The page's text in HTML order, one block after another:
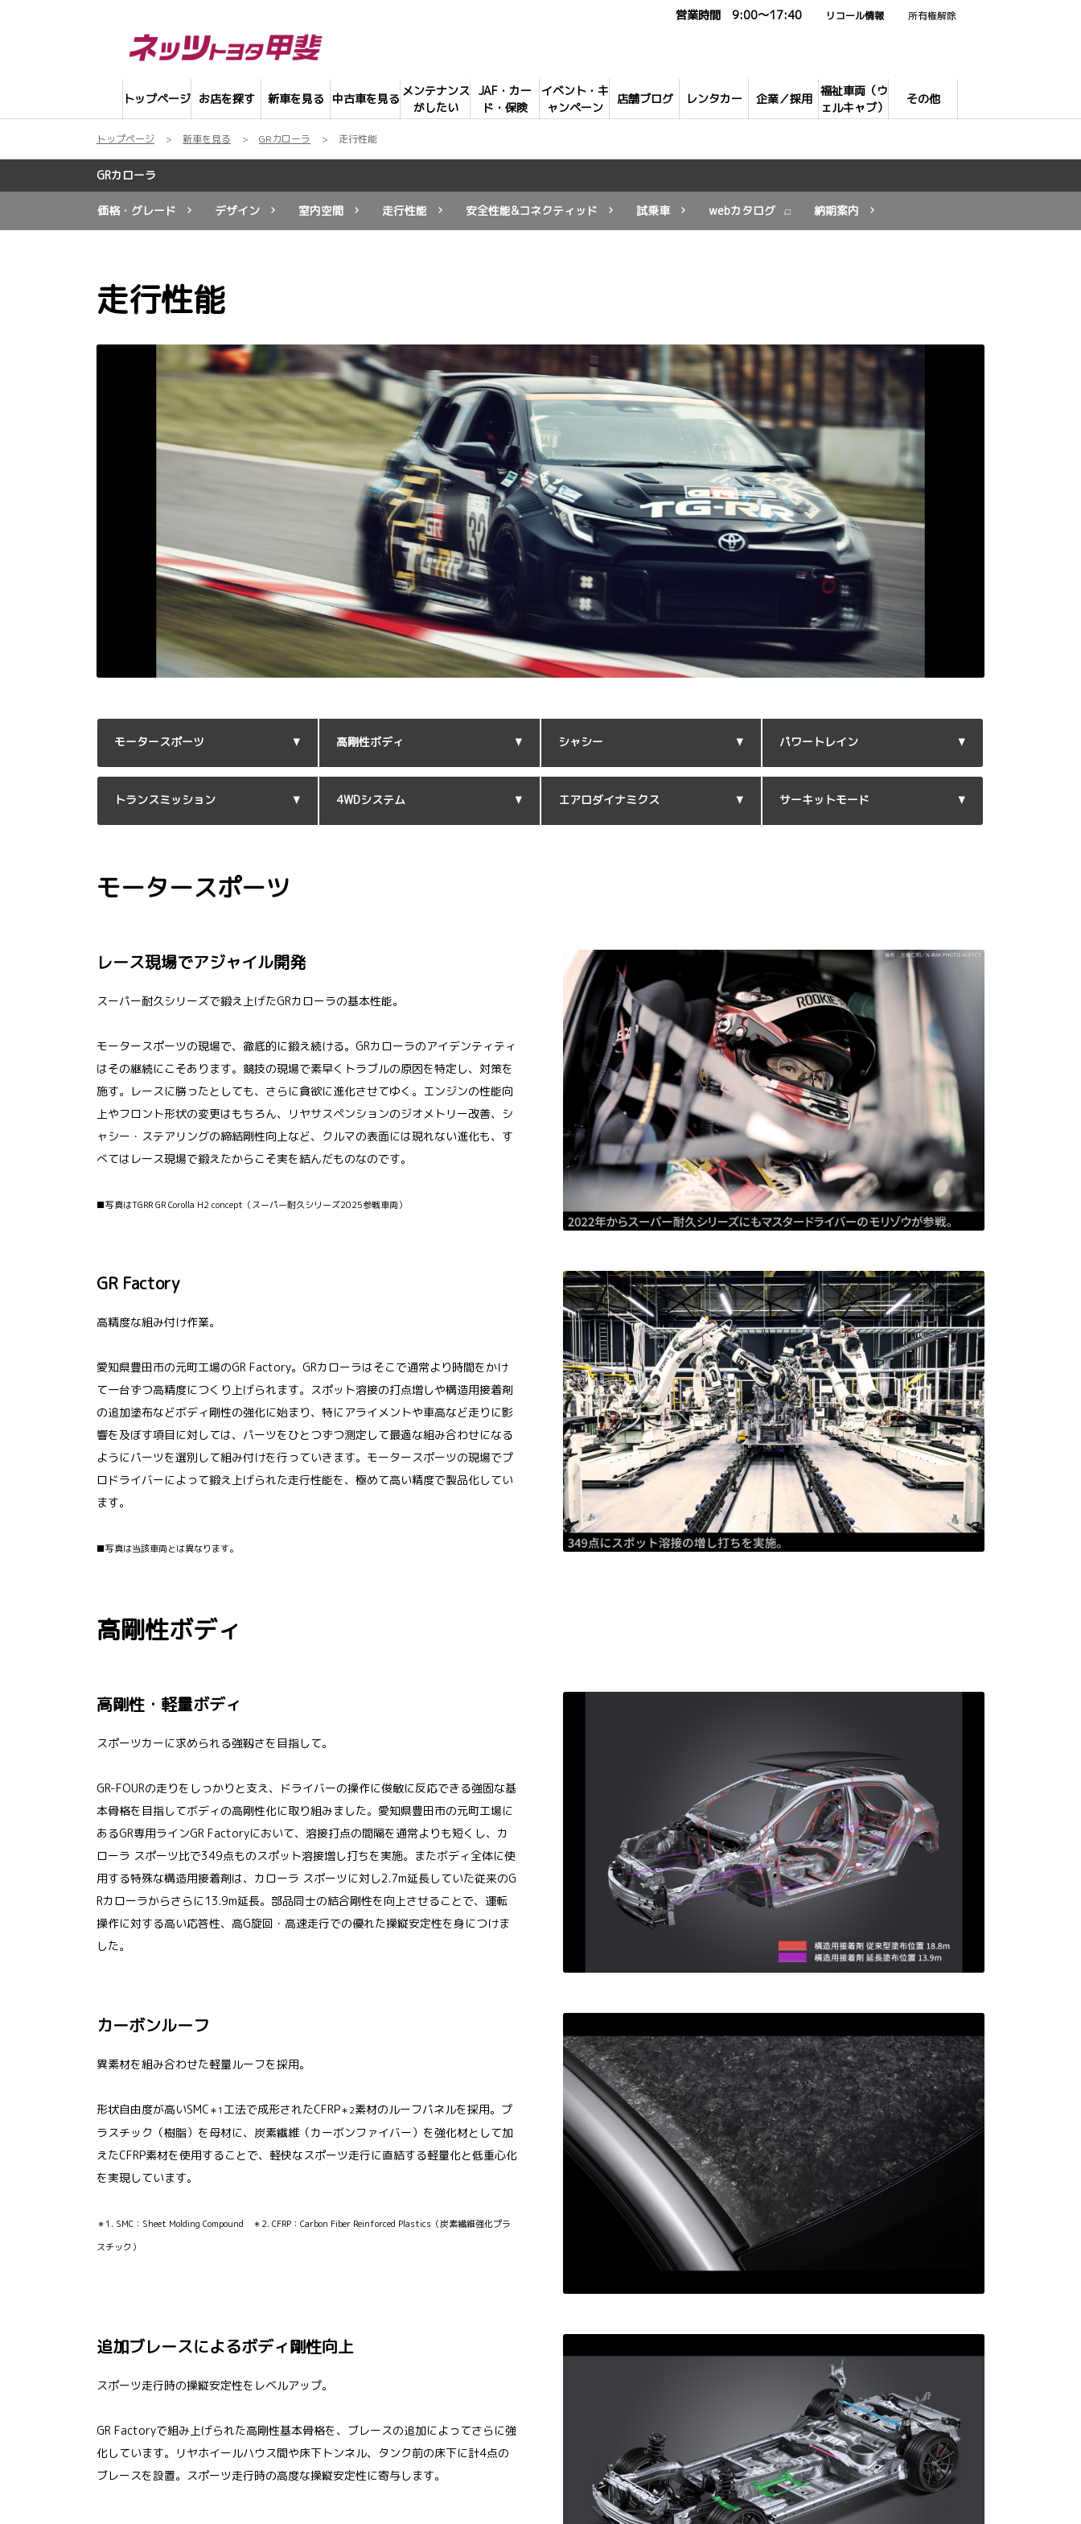
トップページ お店を探す 新車を見る 中古車を見る
メンテナンス
がしたい
JAF・カー
ド・保険
イベント・キ
ャンペーン
店舗ブログ レンタカー 企業／採用
福祉車両（ウ
ェルキャブ）
その他
営業時間 9:00～17:40 リコール情報 所有権解除
トップページ 新車を見る GRカローラ 走行性能
GRカローラ
価格・グレード デザイン 室内空間 走行性能 安全性能&コネクティッド 試乗車 webカタログ 納期案内
走行性能
モータースポーツ 高剛性ボディ シャシー パワートレイン
トランスミッション 4WDシステム エアロダイナミクス サーキットモード
モータースポーツ
レース現場でアジャイル開発
スーパー耐久シリーズで鍛え上げたGRカローラの基本性能。
モータースポーツの現場で、徹底的に鍛え続ける。GRカローラのアイデンティティ
はその継続にこそあります。競技の現場で素早くトラブルの原因を特定し、対策を
施す。レースに勝ったとしても、さらに貪欲に進化させてゆく。エンジンの性能向
上やフロント形状の変更はもちろん、リヤサスペンションのジオメトリー改善、シ
ャシー・ステアリングの締結剛性向上など、クルマの表面には現れない進化も、す
べてはレース現場で鍛えたからこそ実を結んだものなのです。
■写真はTGRR GR Corolla H2 concept（スーパー耐久シリーズ2025参戦車両）
GR Factory
高精度な組み付け作業。
愛知県豊田市の元町工場のGR Factory。GRカローラはそこで通常より時間をかけ
て一台ずつ高精度につくり上げられます。スポット溶接の打点増しや構造用接着剤
の追加塗布などボディ剛性の強化に始まり、特にアライメントや車高など走りに影
響を及ぼす項目に対しては、パーツをひとつずつ測定して最適な組み合わせになる
ようにパーツを選別して組み付けを行っていきます。モータースポーツの現場でプ
ロドライバーによって鍛え上げられた走行性能を、極めて高い精度で製品化してい
ます。
■写真は当該車両とは異なります。
高剛性ボディ
高剛性・軽量ボディ
スポーツカーに求められる強靱さを目指して。
GR-FOURの走りをしっかりと支え、ドライバーの操作に俊敏に反応できる強固な基
本骨格を目指してボディの高剛性化に取り組みました。愛知県豊田市の元町工場に
あるGR専用ラインGR Factoryにおいて、溶接打点の間隔を通常よりも短くし、カ
ローラ スポーツ比で349点ものスポット溶接増し打ちを実施。またボディ全体に使
用する特殊な構造用接着剤は、カローラ スポーツに対し2.7m延長していた従来のG
Rカローラからさらに13.9m延長。部品同士の結合剛性を向上させることで、運転
操作に対する高い応答性、高G旋回・高速走行での優れた操縦安定性を身につけま
した。
カーボンルーフ
異素材を組み合わせた軽量ルーフを採用。
形状自由度が高いSMC＊1 工法で成形されたCFRP＊2素材のルーフパネルを採用。プ
ラスチック（樹脂）を母材に、炭素繊維（カーボンファイバー）を強化材として加
えたCFRP素材を使用することで、軽快なスポーツ走行に直結する軽量化と低重心化
を実現しています。
＊1. SMC：Sheet Molding Compound ＊2. CFRP：Carbon Fiber Reinforced Plastics（炭素繊維強化プラ
スチック）
追加ブレースによるボディ剛性向上
スポーツ走行時の操縦安定性をレベルアップ。
GR Factoryで組み上げられた高剛性基本骨格を、ブレースの追加によってさらに強
化しています。リヤホイールハウス間や床下トンネル、タンク前の床下に計4点の
ブレースを設置。スポーツ走行時の高度な操縦安定性に寄与します。